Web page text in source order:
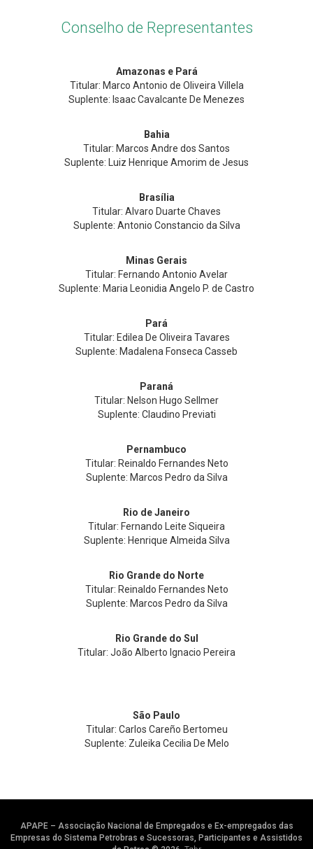
Conselho de Representantes
Amazonas e Pará
Titular: Marco Antonio de Oliveira Villela
Suplente: Isaac Cavalcante De Menezes
Bahia
Titular: Marcos Andre dos Santos
Suplente: Luiz Henrique Amorim de Jesus
Brasília
Titular: Alvaro Duarte Chaves
Suplente: Antonio Constancio da Silva
Minas Gerais
Titular: Fernando Antonio Avelar
Suplente: Maria Leonidia Angelo P. de Castro
Pará
Titular: Edilea De Oliveira Tavares
Suplente: Madalena Fonseca Casseb
Paraná
Titular: Nelson Hugo Sellmer
Suplente: Claudino Previati
Pernambuco
Titular: Reinaldo Fernandes Neto
Suplente: Marcos Pedro da Silva
Rio de Janeiro
Titular: Fernando Leite Siqueira
Suplente: Henrique Almeida Silva
Rio Grande do Norte
Titular: Reinaldo Fernandes Neto
Suplente: Marcos Pedro da Silva
Rio Grande do Sul
Titular: João Alberto Ignacio Pereira
São Paulo
Titular: Carlos Careño Bertomeu
Suplente: Zuleika Cecilia De Melo
APAPE – Associação Nacional de Empregados e Ex-empregados das
Empresas do Sistema Petrobras e Sucessoras, Participantes e Assistidos